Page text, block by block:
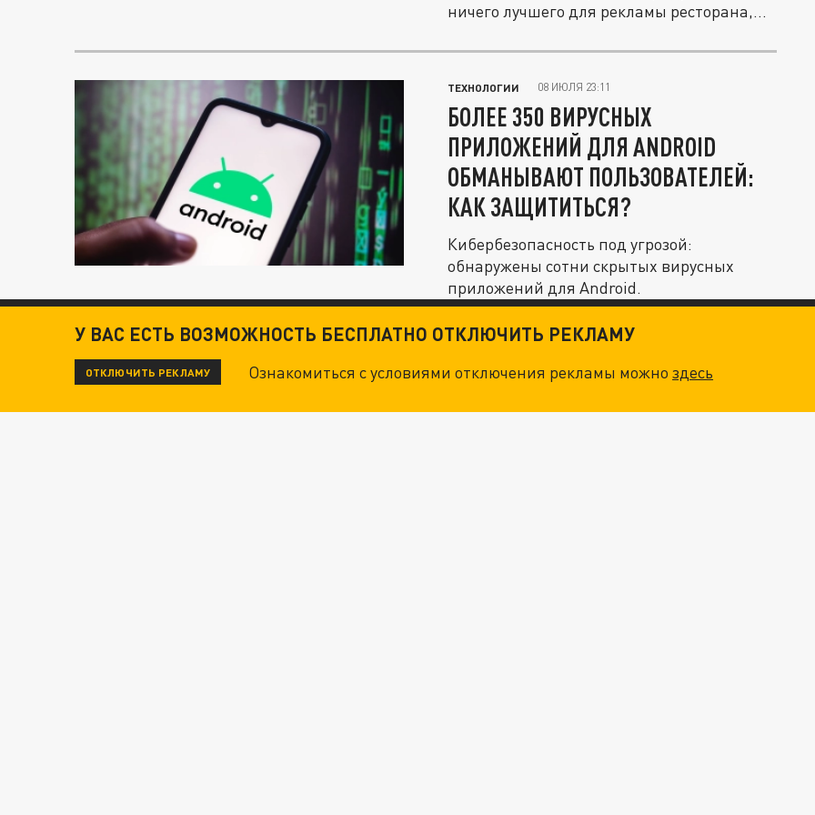
ничего лучшего для рекламы ресторана,
ТЕХНОЛОГИИ 08 ИЮЛЯ 23:11
БОЛЕЕ 350 ВИРУСНЫХ
ПРИЛОЖЕНИЙ ДЛЯ ANDROID
ОБМАНЫВАЮТ ПОЛЬЗОВАТЕЛЕЙ:
КАК ЗАЩИТИТЬСЯ?
Кибербезопасность под угрозой:
обнаружены сотни скрытых вирусных
приложений для Android.
У ВАС ЕСТЬ ВОЗМОЖНОСТЬ БЕСПЛАТНО ОТКЛЮЧИТЬ РЕКЛАМУ
ОТКЛЮЧИТЬ РЕКЛАМУ Ознакомиться с условиями отключения рекламы можноздесь